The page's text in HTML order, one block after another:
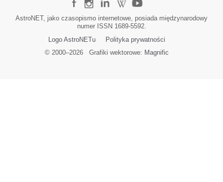
AstroNET, jako czasopismo internetowe, posiada międzynarodowy
numer ISSN 1689-5592.
Logo AstroNETu
Polityka prywatności
© 2000–2026Grafiki wektorowe: Magnific